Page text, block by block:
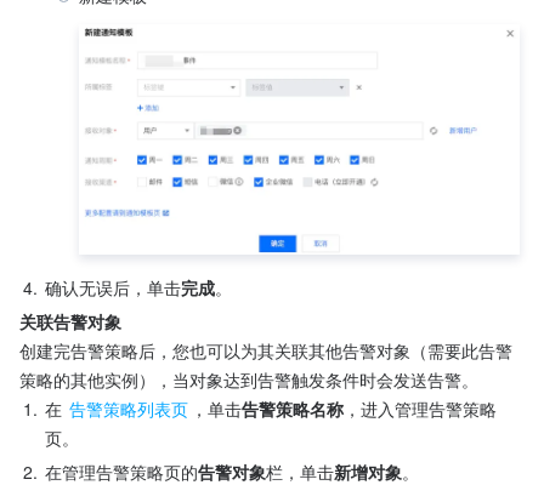
4. 确认无误后，单击完成。
关联告警对象
创建完告警策略后，您也可以为其关联其他告警对象（需要此告警
策略的其他实例），当对象达到告警触发条件时会发送告警。
1. 在 告警策略列表页 ，单击告警策略名称 ，进入管理告警策略
页。
2. 在管理告警策略页的告警对象栏，单击新增对象。